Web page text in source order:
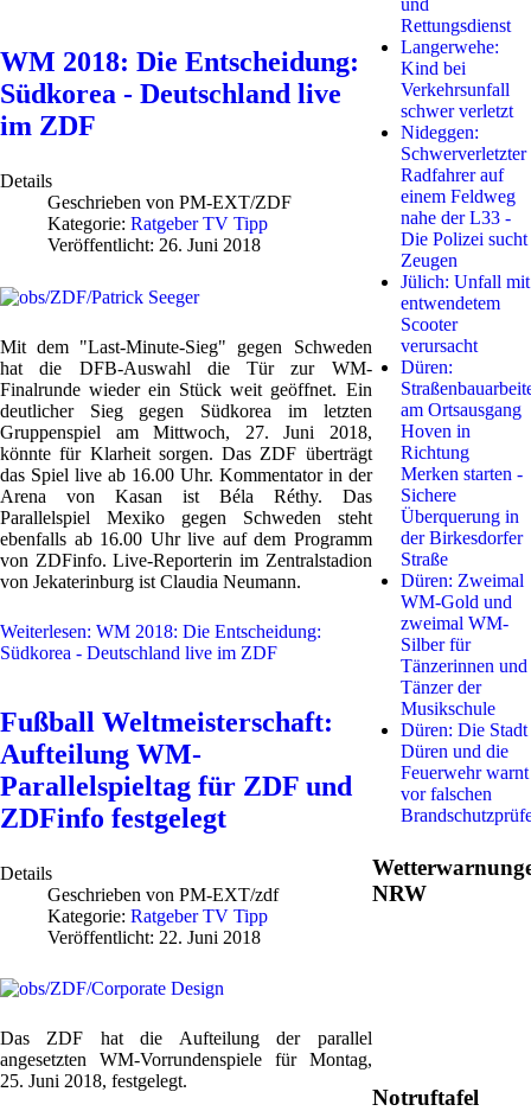
WM 2018: Die Entscheidung:
Südkorea - Deutschland live
im ZDF
Details
Geschrieben von PM-EXT/ZDF
Kategorie: Ratgeber TV Tipp
Veröffentlicht: 26. Juni 2018
Mit dem "Last-Minute-Sieg" gegen Schweden
hat die DFB-Auswahl die Tür zur WM-
Finalrunde wieder ein Stück weit geöffnet. Ein
deutlicher Sieg gegen Südkorea im letzten
Gruppenspiel am Mittwoch, 27. Juni 2018,
könnte für Klarheit sorgen. Das ZDF überträgt
das Spiel live ab 16.00 Uhr. Kommentator in der
Arena von Kasan ist Béla Réthy. Das
Parallelspiel Mexiko gegen Schweden steht
ebenfalls ab 16.00 Uhr live auf dem Programm
von ZDFinfo. Live-Reporterin im Zentralstadion
von Jekaterinburg ist Claudia Neumann.
Weiterlesen: WM 2018: Die Entscheidung:
Südkorea - Deutschland live im ZDF
Fußball Weltmeisterschaft:
Aufteilung WM-
Parallelspieltag für ZDF und
ZDFinfo festgelegt
Details
Geschrieben von PM-EXT/zdf
Kategorie: Ratgeber TV Tipp
Veröffentlicht: 22. Juni 2018
Das ZDF hat die Aufteilung der parallel
angesetzten WM-Vorrundenspiele für Montag,
25. Juni 2018, festgelegt.
und
Rettungsdienst
Langerwehe:
Kind bei
Verkehrsunfall
schwer verletzt
Nideggen:
Schwerverletzter
Radfahrer auf
einem Feldweg
nahe der L33 -
Die Polizei sucht
Zeugen
Jülich: Unfall mit
entwendetem
Scooter
verursacht
Düren:
am Ortsausgang
Hoven in
Richtung
Merken starten -
Sichere
Überquerung in
der Birkesdorfer
Straße
Düren: Zweimal
WM-Gold und
zweimal WM-
Silber für
Tänzerinnen und
Tänzer der
Musikschule
Düren: Die Stadt
Düren und die
Feuerwehr warnt
vor falschen
NRW
Notruftafel